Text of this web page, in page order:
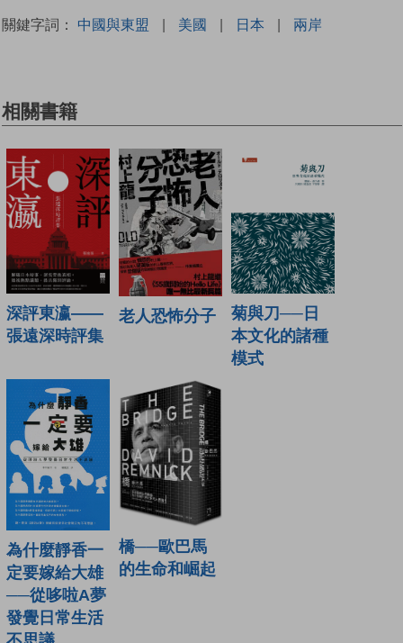
關鍵字詞： 中國與東盟 | 美國 | 日本 | 兩岸
相關書籍
深評東瀛——
張遠深時評集
老人恐怖分子
菊與刀──日
本文化的諸種
模式
為什麼靜香一
定要嫁給大雄
──從哆啦A夢
發覺日常生活
橋──歐巴馬
的生命和崛起